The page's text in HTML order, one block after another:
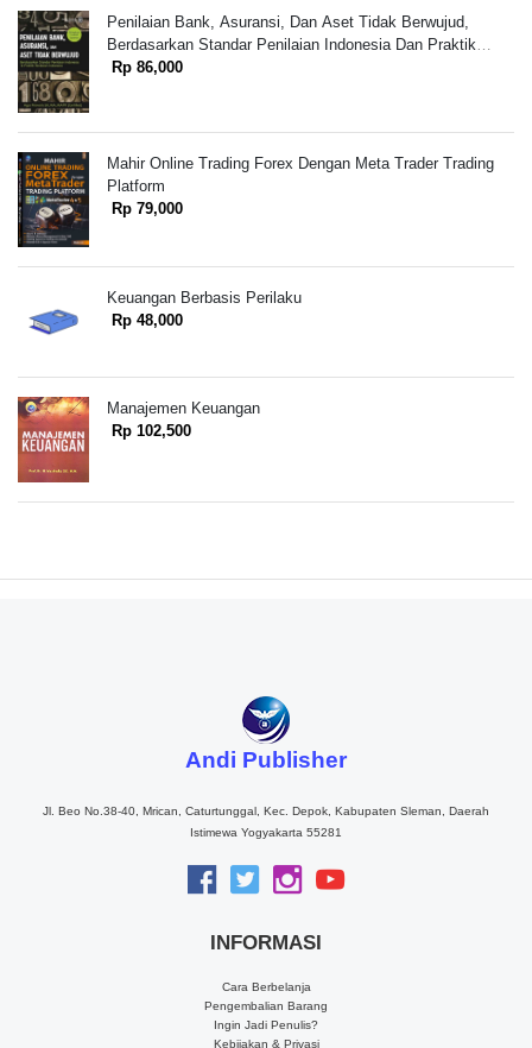
Penilaian Bank, Asuransi, Dan Aset Tidak Berwujud,
Berdasarkan Standar Penilaian Indonesia Dan Praktik
Penilaian Indonesia
Rp 86,000
Mahir Online Trading Forex Dengan Meta Trader Trading
Platform
Rp 79,000
Keuangan Berbasis Perilaku
Rp 48,000
Manajemen Keuangan
Rp 102,500
Andi Publisher
Jl. Beo No.38-40, Mrican, Caturtunggal, Kec. Depok, Kabupaten Sleman, Daerah
Istimewa Yogyakarta 55281
INFORMASI
Cara Berbelanja
Pengembalian Barang
Ingin Jadi Penulis?
Kebijakan & Privasi